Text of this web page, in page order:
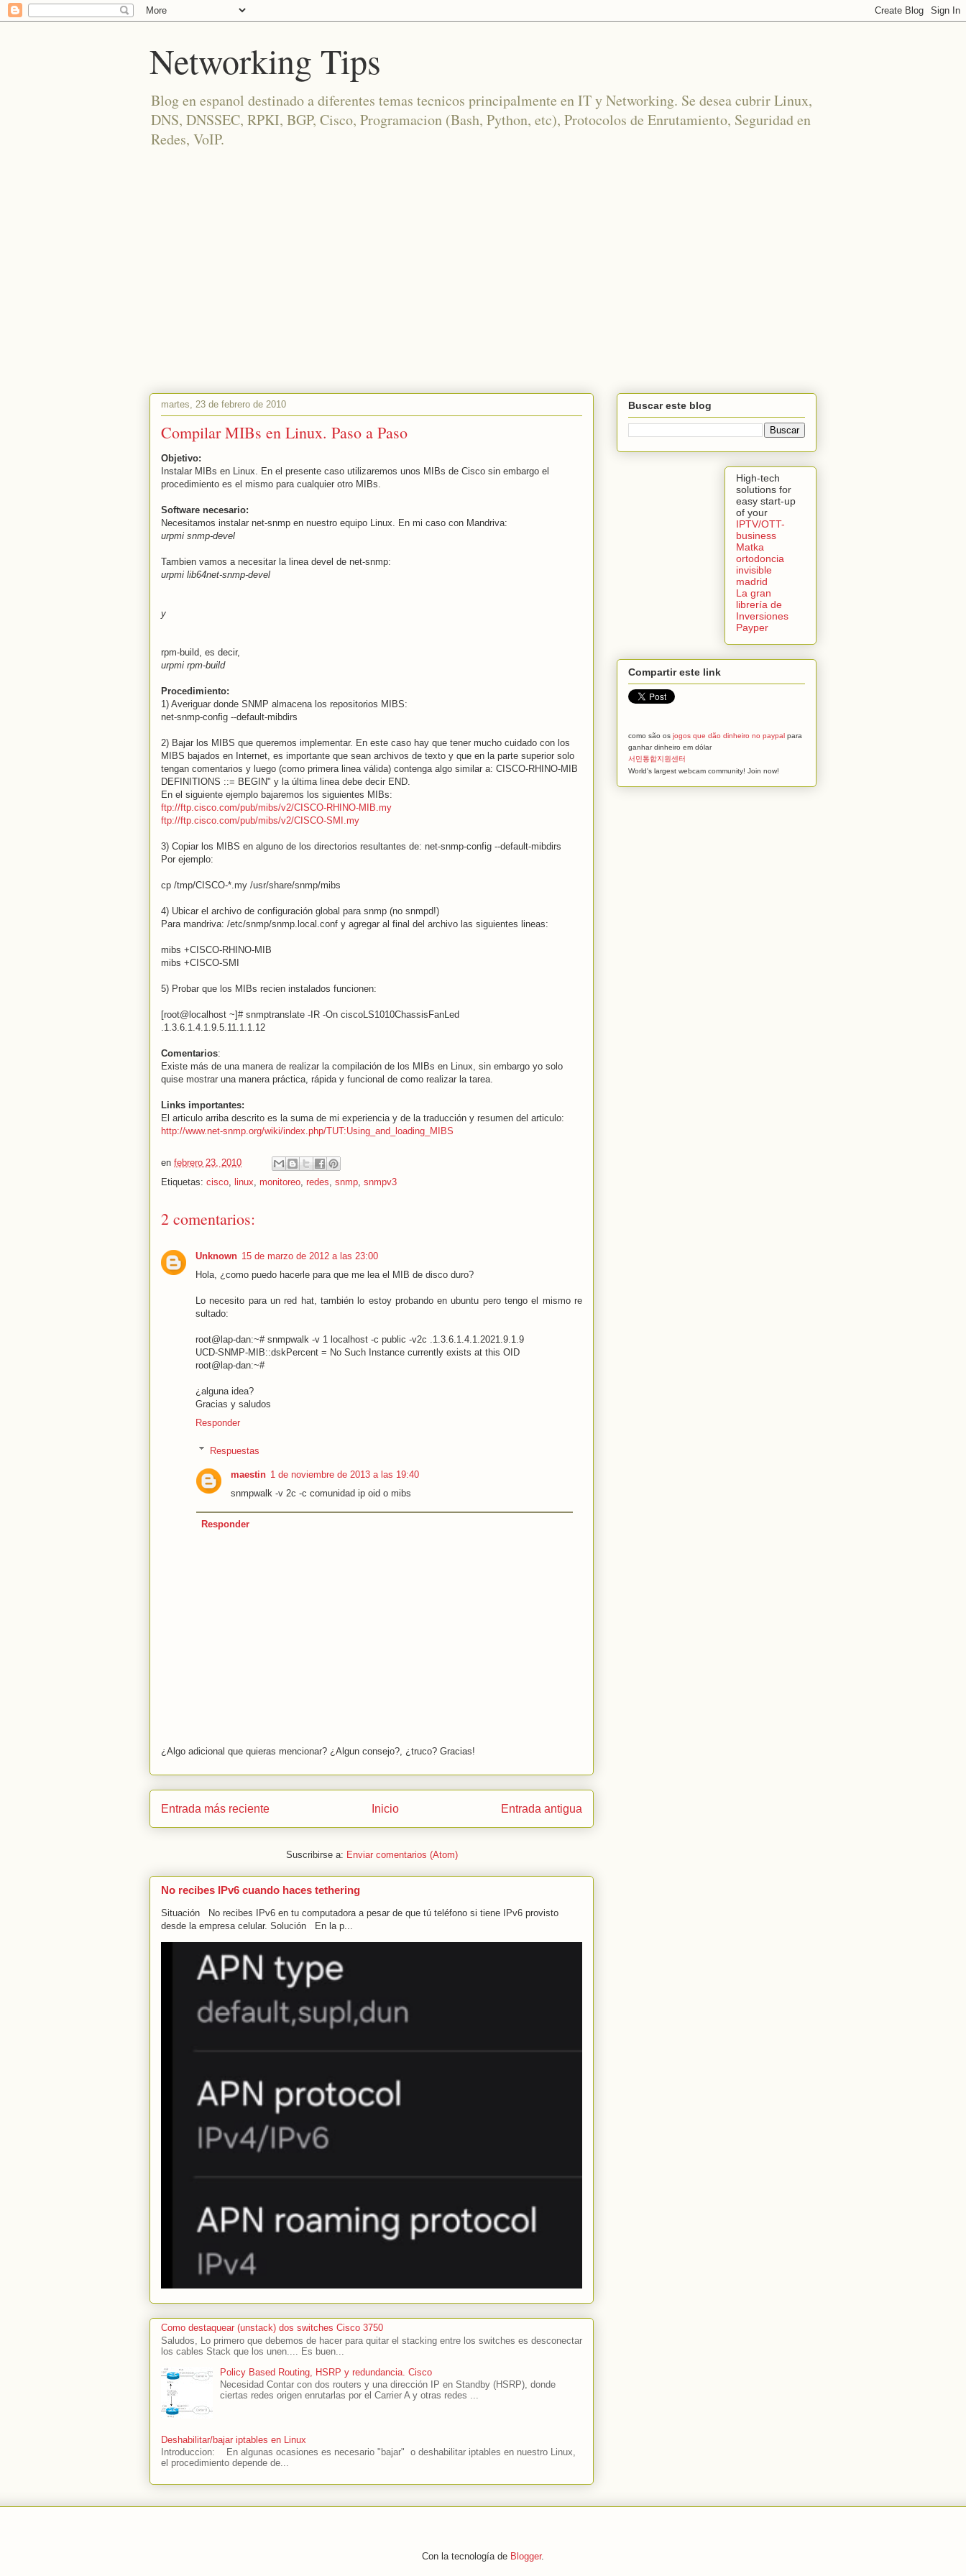
Networking Tips
Blog en espanol destinado a diferentes temas tecnicos principalmente en IT y Networking. Se desea cubrir Linux,
DNS, DNSSEC, RPKI, BGP, Cisco, Programacion (Bash, Python, etc), Protocolos de Enrutamiento, Seguridad en
Redes, VoIP.
martes, 23 de febrero de 2010
Compilar MIBs en Linux. Paso a Paso
Objetivo:
Instalar MIBs en Linux. En el presente caso utilizaremos unos MIBs de Cisco sin embargo el
procedimiento es el mismo para cualquier otro MIBs.
Software necesario:
Necesitamos instalar net-snmp en nuestro equipo Linux. En mi caso con Mandriva:
urpmi snmp-devel
Tambien vamos a necesitar la linea devel de net-snmp:
urpmi lib64net-snmp-devel
y
rpm-build, es decir,
urpmi rpm-build
Procedimiento:
1) Averiguar donde SNMP almacena los repositorios MIBS:
net-snmp-config --default-mibdirs
2) Bajar los MIBS que queremos implementar. En este caso hay que tener mucho cuidado con los
MIBS bajados en Internet, es importante que sean archivos de texto y que en la parte superior solo
tengan comentarios y luego (como primera linea válida) contenga algo similar a: CISCO-RHINO-MIB
DEFINITIONS ::= BEGIN" y la última linea debe decir END.
En el siguiente ejemplo bajaremos los siguientes MIBs:
ftp://ftp.cisco.com/pub/mibs/v2/CISCO-RHINO-MIB.my
ftp://ftp.cisco.com/pub/mibs/v2/CISCO-SMI.my
3) Copiar los MIBS en alguno de los directorios resultantes de: net-snmp-config --default-mibdirs
Por ejemplo:
cp /tmp/CISCO-*.my /usr/share/snmp/mibs
4) Ubicar el archivo de configuración global para snmp (no snmpd!)
Para mandriva: /etc/snmp/snmp.local.conf y agregar al final del archivo las siguientes lineas:
mibs +CISCO-RHINO-MIB
mibs +CISCO-SMI
5) Probar que los MIBs recien instalados funcionen:
[root@localhost ~]# snmptranslate -IR -On ciscoLS1010ChassisFanLed
.1.3.6.1.4.1.9.5.11.1.1.12
Comentarios:
Existe más de una manera de realizar la compilación de los MIBs en Linux, sin embargo yo solo
quise mostrar una manera práctica, rápida y funcional de como realizar la tarea.
Links importantes:
El articulo arriba descrito es la suma de mi experiencia y de la traducción y resumen del articulo:
http://www.net-snmp.org/wiki/index.php/TUT:Using_and_loading_MIBS
en febrero 23, 2010
Etiquetas: cisco, linux, monitoreo, redes, snmp, snmpv3
2 comentarios:
Unknown 15 de marzo de 2012 a las 23:00
Hola, ¿como puedo hacerle para que me lea el MIB de disco duro?
Lo necesito para un red hat, también lo estoy probando en ubuntu pero tengo el mismo re
sultado:
root@lap-dan:~# snmpwalk -v 1 localhost -c public -v2c .1.3.6.1.4.1.2021.9.1.9
UCD-SNMP-MIB::dskPercent = No Such Instance currently exists at this OID
root@lap-dan:~#
¿alguna idea?
Gracias y saludos
Responder
Respuestas
maestin 1 de noviembre de 2013 a las 19:40
snmpwalk -v 2c -c comunidad ip oid o mibs
Responder
¿Algo adicional que quieras mencionar? ¿Algun consejo?, ¿truco? Gracias!
Entrada más reciente Entrada antigua
Inicio
Suscribirse a: Enviar comentarios (Atom)
No recibes IPv6 cuando haces tethering
Situación No recibes IPv6 en tu computadora a pesar de que tú teléfono si tiene IPv6 provisto
desde la empresa celular. Solución En la p...
Como destaquear (unstack) dos switches Cisco 3750
Saludos, Lo primero que debemos de hacer para quitar el stacking entre los switches es desconectar
los cables Stack que los unen.... Es buen...
Policy Based Routing, HSRP y redundancia. Cisco
Necesidad Contar con dos routers y una dirección IP en Standby (HSRP), donde
ciertas redes origen enrutarlas por el Carrier A y otras redes ...
Deshabilitar/bajar iptables en Linux
Introduccion: En algunas ocasiones es necesario "bajar" o deshabilitar iptables en nuestro Linux,
el procedimiento depende de...
Buscar este blog
High-tech
solutions for
easy start-up
of your
IPTV/OTT-
business
Matka
ortodoncia
invisible
madrid
La gran
librería de
Inversiones
Payper
Compartir este link
como são os jogos que dão dinheiro no paypal para
ganhar dinheiro em dólar
서민통합지원센터
World's largest webcam community! Join now!
Con la tecnología de Blogger.